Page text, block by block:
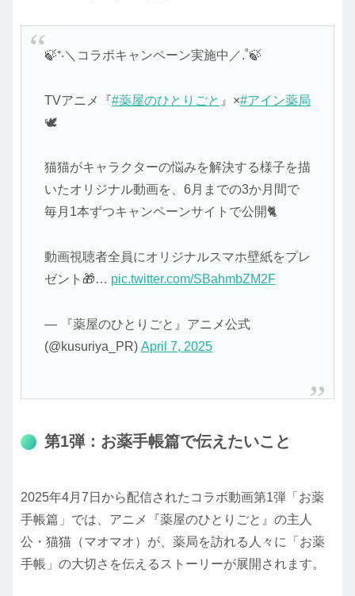
🍃⁺‧＼コラボキャンペーン実施中／.˚🍃
TVアニメ『#薬屋のひとりごと 』×#アイン薬局
🕊
猫猫がキャラクターの悩みを解決する様子を描
いたオリジナル動画を、6月までの3か月間で
毎月1本ずつキャンペーンサイトで公開🐈
動画視聴者全員にオリジナルスマホ壁紙をプレ
ゼント🎁… pic.twitter.com/SBahmbZM2F
— 『薬屋のひとりごと』アニメ公式
(@kusuriya_PR) April 7, 2025
第1弾：お薬手帳篇で伝えたいこと
2025年4月7日から配信されたコラボ動画第1弾「お薬
手帳篇」では、アニメ『薬屋のひとりごと』の主人
公・猫猫（マオマオ）が、薬局を訪れる人々に「お薬
手帳」の大切さを伝えるストーリーが展開されます。